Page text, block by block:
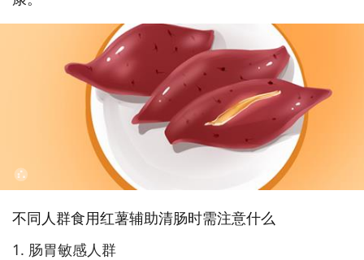
不同人群食用红薯辅助清肠时需注意什么
1. 肠胃敏感人群